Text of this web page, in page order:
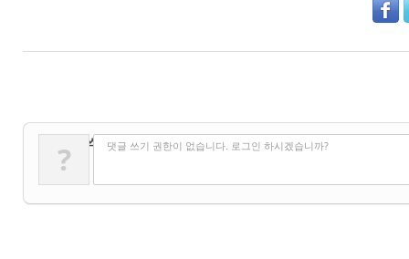
댓글 쓰기
? 댓글 쓰기 권한이 없습니다. 로그인 하시겠습니까?